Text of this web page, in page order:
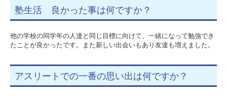
塾生活 良かった事は何ですか？
他の学校の同学年の人達と同じ目標に向けて、一緒になって勉強でき
たことが良かったです。また新しい出会いもあり友達も増えました。
アスリートでの一番の思い出は何ですか？